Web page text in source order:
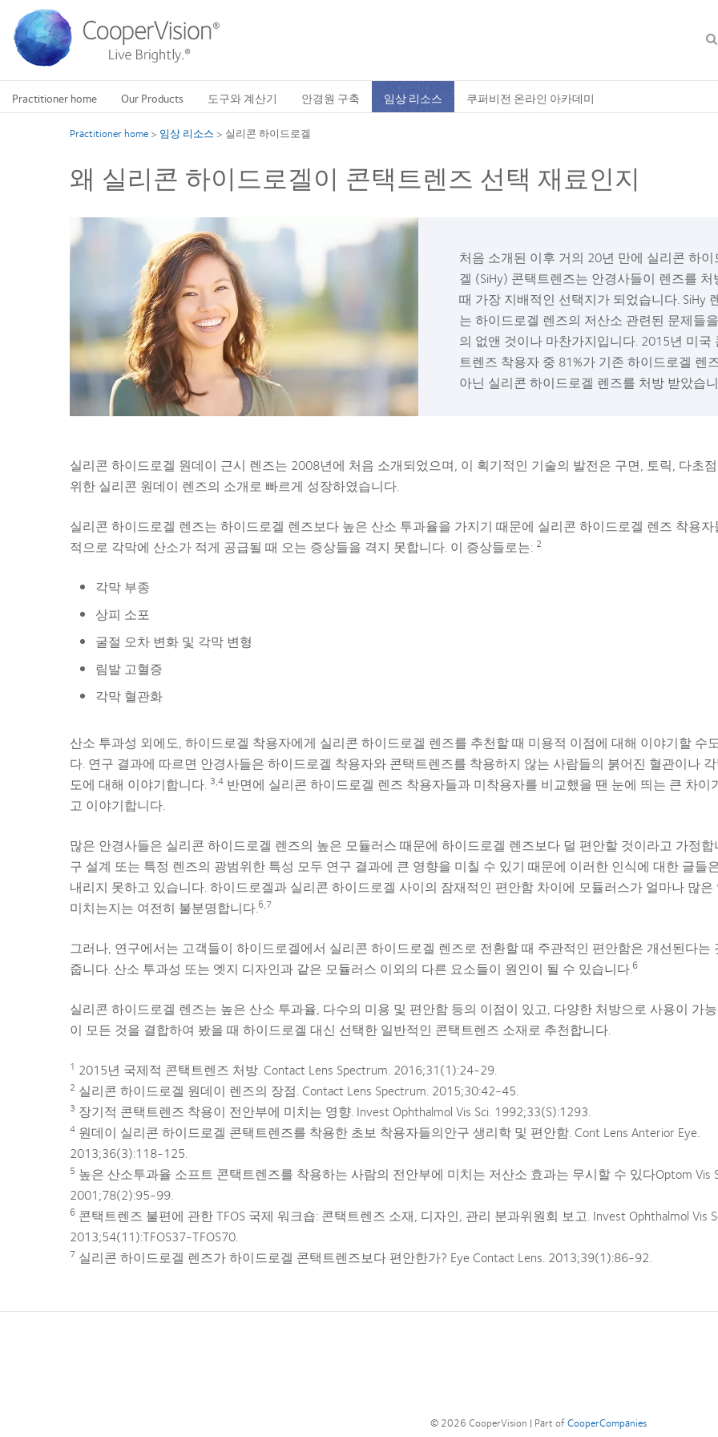
Practitioner home Our Products 도구와 계산기 안경원 구축 임상 리소스 쿠퍼비전 온라인 아카데미
Practitioner home > 임상 리소스 > 실리콘 하이드로겔
왜 실리콘 하이드로겔이 콘택트렌즈 선택 재료인지
처음 소개된 이후 거의 20년 만에 실리콘 하이
겔 (SiHy) 콘택트렌즈는 안경사들이 렌즈를 처
때 가장 지배적인 선택지가 되었습니다. SiHy
는 하이드로겔 렌즈의 저산소 관련된 문제들
의 없앤 것이나 마찬가지입니다. 2015년 미국
트렌즈 착용자 중 81%가 기존 하이드로겔 렌
아닌 실리콘 하이드로겔 렌즈를 처방 받았습
실리콘 하이드로겔 원데이 근시 렌즈는 2008년에 처음 소개되었으며, 이 획기적인 기술의 발전은 구면, 토릭, 다초
위한 실리콘 원데이 렌즈의 소개로 빠르게 성장하였습니다.
실리콘 하이드로겔 렌즈는 하이드로겔 렌즈보다 높은 산소 투과율을 가지기 때문에 실리콘 하이드로겔 렌즈 착용
적으로 각막에 산소가 적게 공급될 때 오는 증상들을 격지 못합니다. 이 증상들로는: 2
각막 부종
상피 소포
굴절 오차 변화 및 각막 변형
림발 고혈증
각막 혈관화
산소 투과성 외에도, 하이드로겔 착용자에게 실리콘 하이드로겔 렌즈를 추천할 때 미용적 이점에 대해 이야기할 수
다. 연구 결과에 따르면 안경사들은 하이드로겔 착용자와 콘택트렌즈를 착용하지 않는 사람들의 붉어진 혈관이나
도에 대해 이야기합니다. 3,4 반면에 실리콘 하이드로겔 렌즈 착용자들과 미착용자를 비교했을 땐 눈에 띄는 큰 차이
고 이야기합니다.
많은 안경사들은 실리콘 하이드로겔 렌즈의 높은 모듈러스 때문에 하이드로겔 렌즈보다 덜 편안할 것이라고 가정합
구 설계 또는 특정 렌즈의 광범위한 특성 모두 연구 결과에 큰 영향을 미칠 수 있기 때문에 이러한 인식에 대한 글들
내리지 못하고 있습니다. 하이드로겔과 실리콘 하이드로겔 사이의 잠재적인 편안함 차이에 모듈러스가 얼마나 많은
미치는지는 여전히 불분명합니다.6,7
그러나, 연구에서는 고객들이 하이드로겔에서 실리콘 하이드로겔 렌즈로 전환할 때 주관적인 편안함은 개선된다는
줍니다. 산소 투과성 또는 엣지 디자인과 같은 모듈러스 이외의 다른 요소들이 원인이 될 수 있습니다.6
실리콘 하이드로겔 렌즈는 높은 산소 투과율, 다수의 미용 및 편안함 등의 이점이 있고, 다양한 처방으로 사용이 가
이 모든 것을 결합하여 봤을 때 하이드로겔 대신 선택한 일반적인 콘택트렌즈 소재로 추천합니다.
1 2015년 국제적 콘택트렌즈 처방. Contact Lens Spectrum. 2016;31(1):24-29.
2 실리콘 하이드로겔 원데이 렌즈의 장점. Contact Lens Spectrum. 2015;30:42-45.
3 장기적 콘택트렌즈 착용이 전안부에 미치는 영향. Invest Ophthalmol Vis Sci. 1992;33(S):1293.
4 원데이 실리콘 하이드로겔 콘택트렌즈를 착용한 초보 착용자들의안구 생리학 및 편안함. Cont Lens Anterior Eye.
2013;36(3):118-125.
5 높은 산소투과율 소프트 콘택트렌즈를 착용하는 사람의 전안부에 미치는 저산소 효과는 무시할 수 있다Optom Vis
2001;78(2):95-99.
6 콘택트렌즈 불편에 관한 TFOS 국제 워크숍: 콘택트렌즈 소재, 디자인, 관리 분과위원회 보고. Invest Ophthalmol Vis
2013;54(11):TFOS37-TFOS70.
7 실리콘 하이드로겔 렌즈가 하이드로겔 콘택트렌즈보다 편안한가? Eye Contact Lens. 2013;39(1):86-92.
© 2026 CooperVision | Part ofCooperCompanies